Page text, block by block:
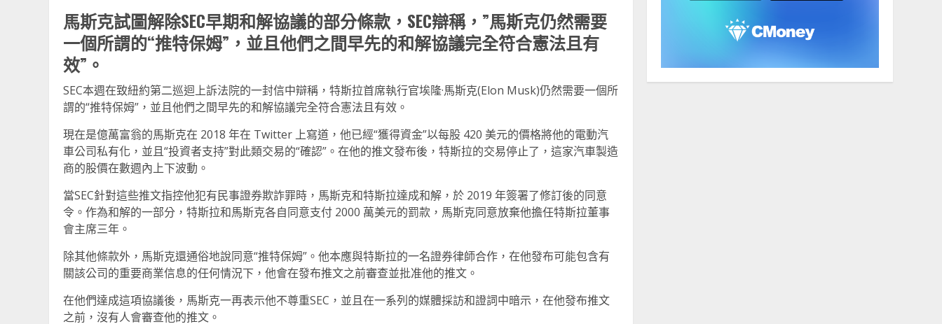
馬斯克試圖解除SEC早期和解協議的部分條款，SEC辯稱，”馬斯克仍然需要
一個所謂的“推特保姆”，並且他們之間早先的和解協議完全符合憲法且有
效”。
SEC本週在致紐約第二巡迴上訴法院的一封信中辯稱，特斯拉首席執行官埃隆·馬斯克(Elon Musk)仍然需要一個所
謂的“推特保姆”，並且他們之間早先的和解協議完全符合憲法且有效。
現在是億萬富翁的馬斯克在 2018 年在 Twitter 上寫道，他已經“獲得資金”以每股 420 美元的價格將他的電動汽
車公司私有化，並且“投資者支持”對此類交易的“確認”。在他的推文發布後，特斯拉的交易停止了，這家汽車製造
商的股價在數週內上下波動。
當SEC針對這些推文指控他犯有民事證券欺詐罪時，馬斯克和特斯拉達成和解，於 2019 年簽署了修訂後的同意
令。作為和解的一部分，特斯拉和馬斯克各自同意支付 2000 萬美元的罰款，馬斯克同意放棄他擔任特斯拉董事
會主席三年。
除其他條款外，馬斯克還通俗地說同意“推特保姆”。他本應與特斯拉的一名證券律師合作，在他發布可能包含有
關該公司的重要商業信息的任何情況下，他會在發布推文之前審查並批准他的推文。
在他們達成這項協議後，馬斯克一再表示他不尊重SEC，並且在一系列的媒體採訪和證詞中暗示，在他發布推文
之前，沒有人會審查他的推文。